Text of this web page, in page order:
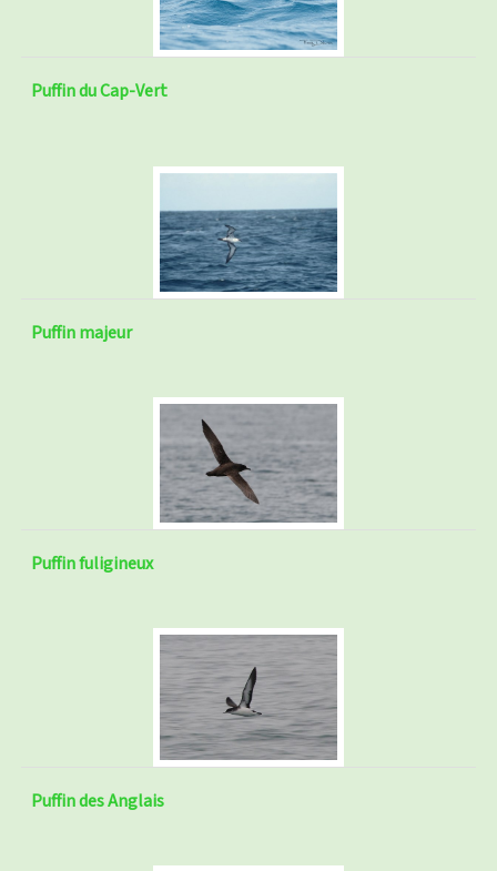
Puffin du Cap-Vert
Puffin majeur
Puffin fuligineux
Puffin des Anglais